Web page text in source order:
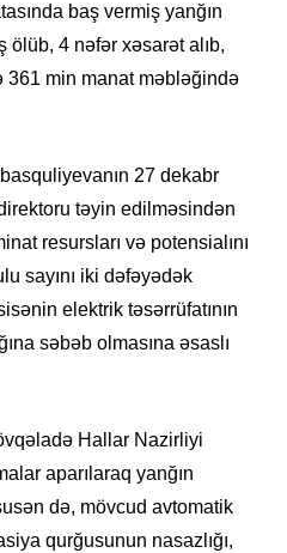
baş vermiş yanğın
4 nəfər xəsarət alıb,
min manat məbləğində
27 dekabr
təyin edilməsindən
resursları və potensialını
sayını iki dəfəyədək
elektrik təsərrüfatının
səbəb olmasına əsaslı
Hallar Nazirliyi
aparılaraq yanğın
də, mövcud avtomatik
qurğusunun nasazlığı,